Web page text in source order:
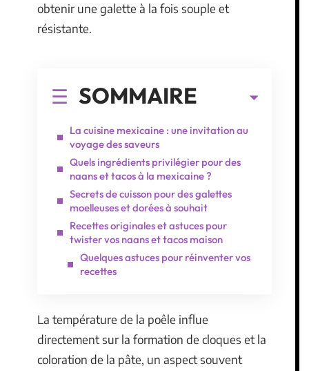
obtenir une galette à la fois souple et
résistante.
SOMMAIRE
La cuisine mexicaine : une invitation au
voyage des saveurs
Quels ingrédients privilégier pour des
naans et tacos à la mexicaine ?
Secrets de cuisson pour des galettes
moelleuses et dorées à souhait
Recettes originales et astuces pour
twister vos naans et tacos maison
Quelques astuces pour réinventer vos
recettes
La température de la poêle influe
directement sur la formation de cloques et la
coloration de la pâte, un aspect souvent